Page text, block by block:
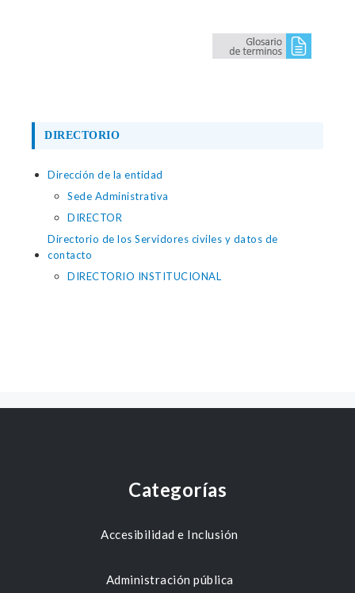
DIRECTORIO
Dirección de la entidad
Sede Administrativa
DIRECTOR
Directorio de los Servidores civiles y datos de
contacto
DIRECTORIO INSTITUCIONAL
Categorías
Accesibilidad e Inclusión
Administración pública